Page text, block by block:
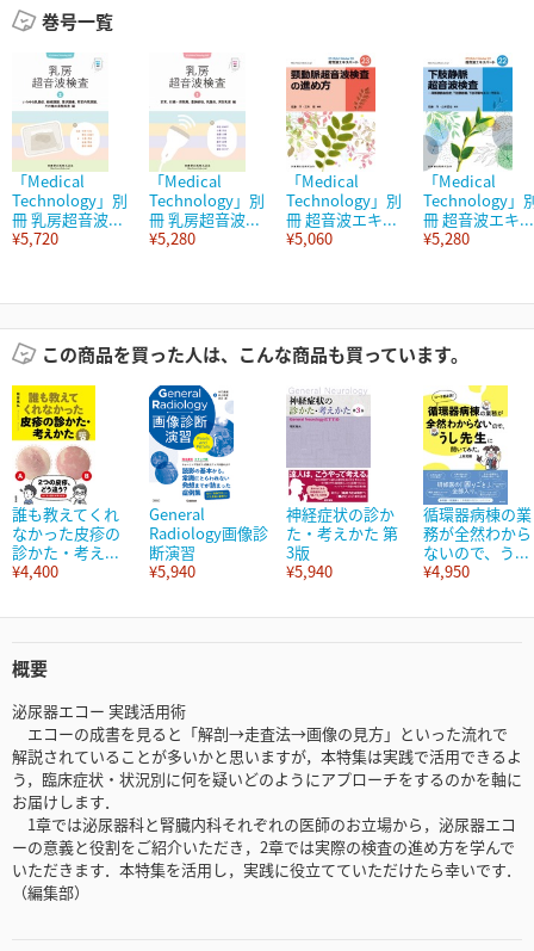
巻号一覧
「Medical
Technology」別
冊 乳房超音波...
¥5,720
「Medical
Technology」別
冊 乳房超音波...
¥5,280
「Medical
Technology」別
冊 超音波エキ...
¥5,060
「Medical
Technology」
冊 超音波エキ...
¥5,280
この商品を買った人は、こんな商品も買っています。
誰も教えてくれ
なかった皮疹の
診かた・考え...
¥4,400
General
Radiology画像診
断演習
¥5,940
神経症状の診か
た・考えかた 第
3版
¥5,940
循環器病棟の業
務が全然わから
ないので、う...
¥4,950
概要
泌尿器エコー 実践活用術
エコーの成書を見ると「解剖→走査法→画像の見方」といった流れで
解説されていることが多いかと思いますが，本特集は実践で活用できるよ
う，臨床症状・状況別に何を疑いどのようにアプローチをするのかを軸に
お届けします．
1章では泌尿器科と腎臓内科それぞれの医師のお立場から，泌尿器エコ
ーの意義と役割をご紹介いただき，2章では実際の検査の進め方を学んで
いただきます．本特集を活用し，実践に役立てていただけたら幸いです．
（編集部）